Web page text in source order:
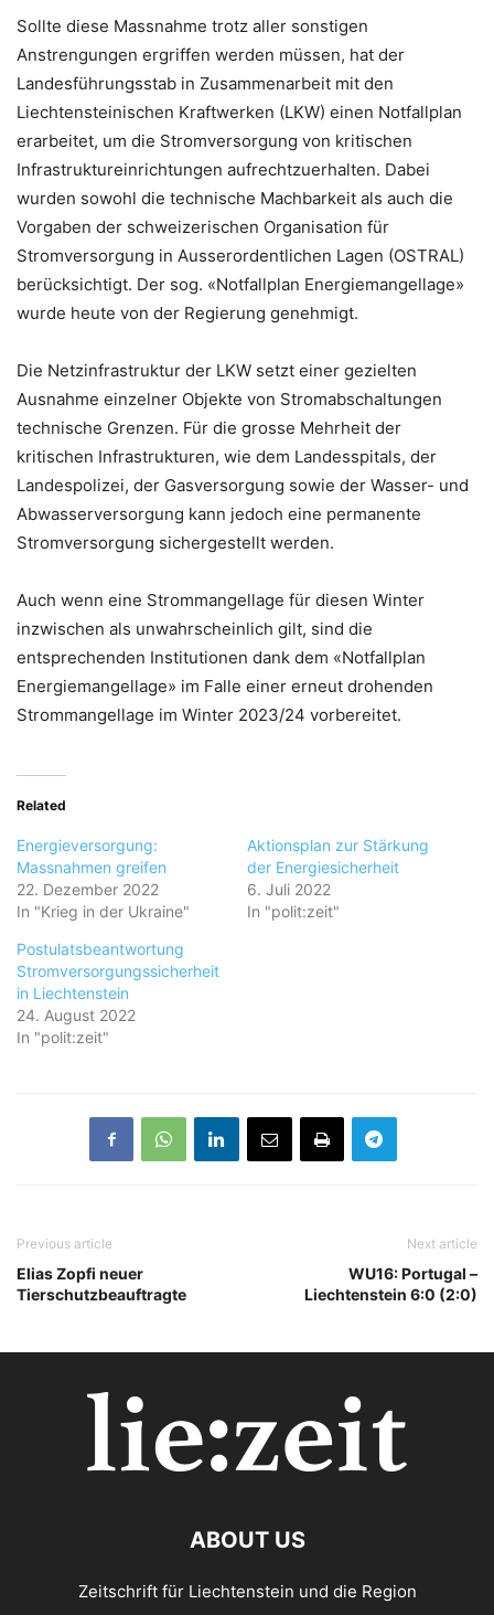
Sollte diese Massnahme trotz aller sonstigen
Anstrengungen ergriffen werden müssen, hat der
Landesführungsstab in Zusammenarbeit mit den
Liechtensteinischen Kraftwerken (LKW) einen Notfallplan
erarbeitet, um die Stromversorgung von kritischen
Infrastruktur­einrichtungen aufrechtzuerhalten. Dabei
wurden sowohl die technische Machbarkeit als auch die
Vorgaben der schweizerischen Organisation für
Stromversorgung in Ausserordentlichen Lagen (OSTRAL)
berücksichtigt. Der sog. «Notfallplan Energiemangellage»
wurde heute von der Regierung genehmigt.
Die Netzinfrastruktur der LKW setzt einer gezielten
Ausnahme einzelner Objekte von Stromabschaltungen
technische Grenzen. Für die grosse Mehrheit der
kritischen Infrastrukturen, wie dem Landesspitals, der
Landespolizei, der Gasversorgung sowie der Wasser- und
Abwasserversorgung kann jedoch eine permanente
Stromversorgung sichergestellt werden.
Auch wenn eine Strommangellage für diesen Winter
inzwischen als unwahrscheinlich gilt, sind die
entsprechenden Institutionen dank dem «Notfallplan
Energiemangellage» im Falle einer erneut drohenden
Strommangellage im Winter 2023/24 vorbereitet.
Related
Energieversorgung:
Massnahmen greifen
22. Dezember 2022
In "Krieg in der Ukraine"
Aktionsplan zur Stärkung
der Energiesicherheit
6. Juli 2022
In "polit:zeit"
Postulatsbeantwortung
Stromversorgungssicherheit
in Liechtenstein
24. August 2022
In "polit:zeit"
Previous article
Elias Zopfi neuer
Tierschutzbeauftragte
Next article
WU16: Portugal –
Liechtenstein 6:0 (2:0)
ABOUT US
Zeitschrift für Liechtenstein und die Region